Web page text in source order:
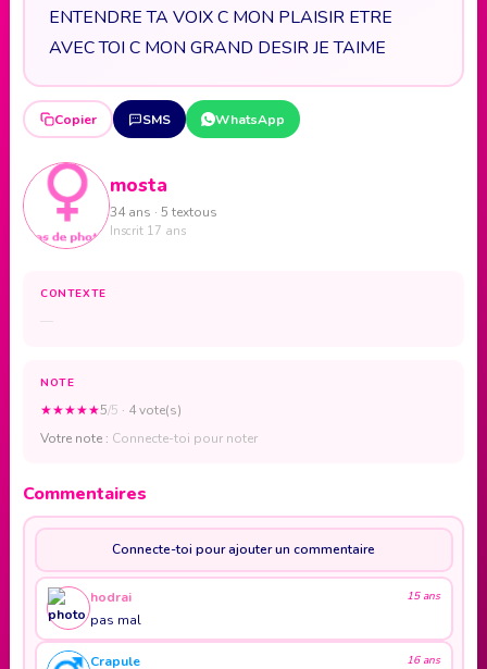
ENTENDRE TA VOIX C MON PLAISIR ETRE
AVEC TOI C MON GRAND DESIR JE TAIME
Copier SMS WhatsApp
mosta
34 ans · 5 textous
Inscrit 17 ans
CONTEXTE
—
NOTE
★★★★★5/5 · 4 vote(s)
Votre note : Connecte-toi pour noter
Commentaires
Connecte-toi pour ajouter un commentaire
hodrai 15 ans
pas mal
Crapule 16 ans